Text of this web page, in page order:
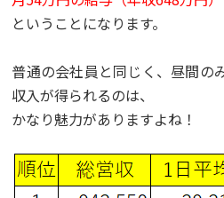
ということになります。
普通の会社員と同じく、昼間の
収入が得られるのは、
かなり魅力がありますよね！